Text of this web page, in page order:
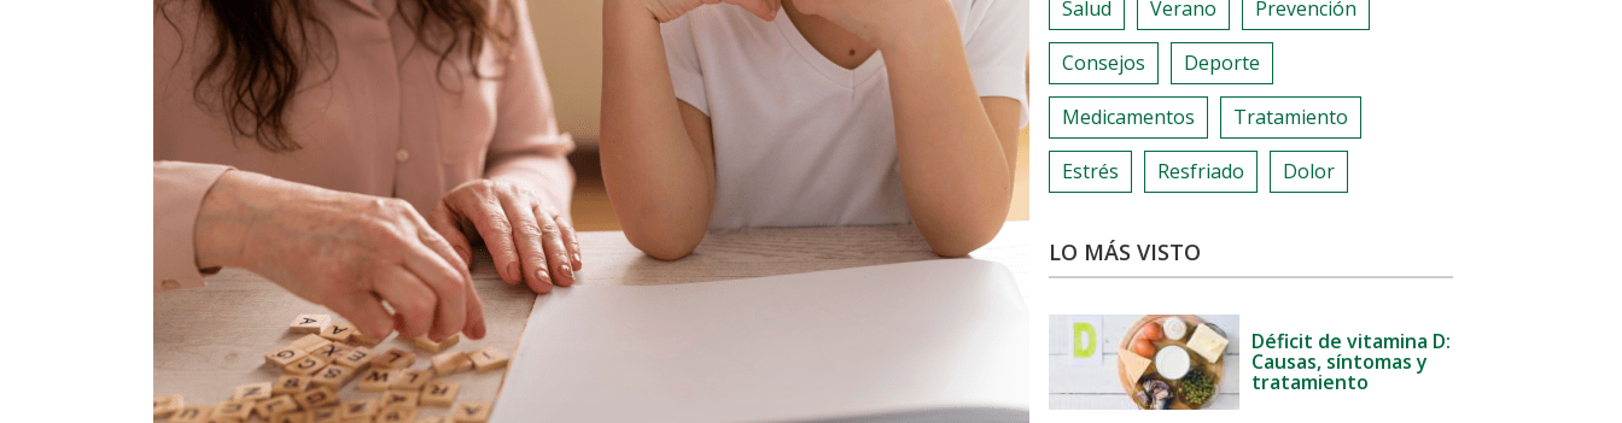
Salud Verano Prevención
Consejos Deporte
Medicamentos Tratamiento
Estrés Resfriado Dolor
LO MÁS VISTO
Déficit de vitamina D:
Causas, síntomas y
tratamiento